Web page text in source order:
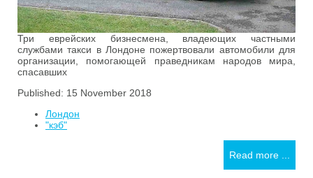
Три еврейских бизнесмена, владеющих частными
службами такси в Лондоне пожертвовали автомобили для
организации, помогающей праведникам народов мира,
спасавших
Published: 15 November 2018
Лондон
"кэб"
Read more ...